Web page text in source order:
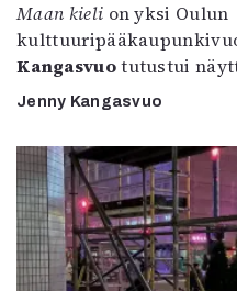
Maan kieli on yksi Oulun
Kangasvuotutustui
Jenny Kangasvuo